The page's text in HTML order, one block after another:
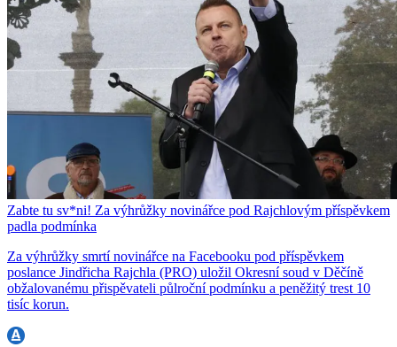
Zabte tu sv*ni! Za výhrůžky novinářce pod Rajchlovým příspěvkem
padla podmínka
Za výhrůžky smrtí novinářce na Facebooku pod příspěvkem
poslance Jindřicha Rajchla (PRO) uložil Okresní soud v Děčíně
obžalovanému přispěvateli půlroční podmínku a peněžitý trest 10
tisíc korun.